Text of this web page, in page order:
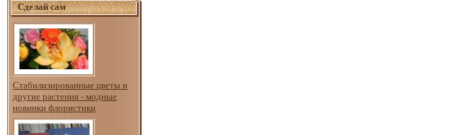
Сделай сам
Стабилизированные цветы и
другие растения - модные
новинки флористики